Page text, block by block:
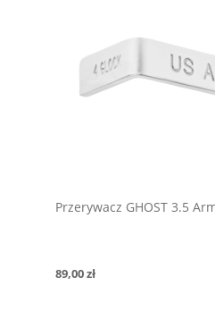
Przerywacz GHOST 3.5
89,00 zł